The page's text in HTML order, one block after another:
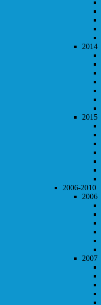
2014
2015
2006-2010
2006
2007